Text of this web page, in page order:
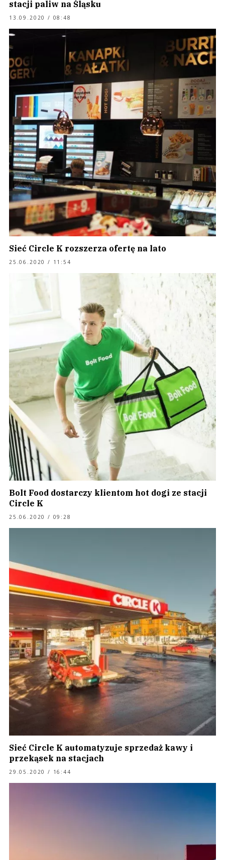
stacji paliw na Śląsku
13.09.2020 / 08:48
Sieć Circle K rozszerza ofertę na lato
25.06.2020 / 11:54
Bolt Food dostarczy klientom hot dogi ze stacji
Circle K
25.06.2020 / 09:28
Sieć Circle K automatyzuje sprzedaż kawy i
przekąsek na stacjach
29.05.2020 / 16:44